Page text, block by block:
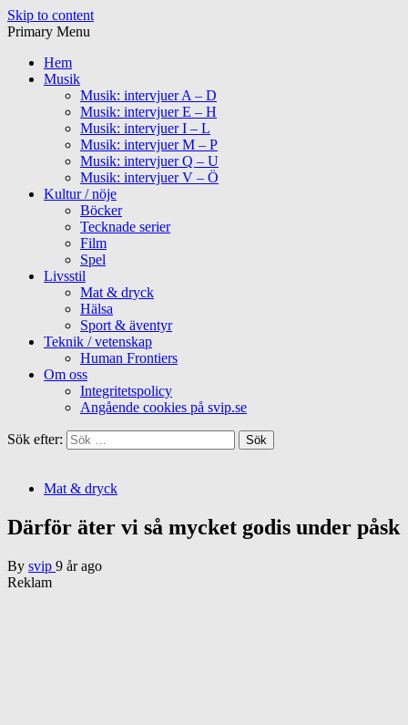
Skip to content
Primary Menu
Hem
Musik
Musik: intervjuer A – D
Musik: intervjuer E – H
Musik: intervjuer I – L
Musik: intervjuer M – P
Musik: intervjuer Q – U
Musik: intervjuer V – Ö
Kultur / nöje
Böcker
Tecknade serier
Film
Spel
Livsstil
Mat & dryck
Hälsa
Sport & äventyr
Teknik / vetenskap
Human Frontiers
Om oss
Integritetspolicy
Angående cookies på svip.se
Sök efter:
Mat & dryck
Därför äter vi så mycket godis under påsk
By svip 9 år ago
Reklam